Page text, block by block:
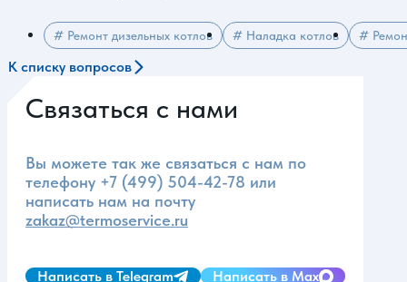
# Ремонт дизельных котлов # Наладка котлов #
К списку вопросов
Связаться с нами
Вы можете так же связаться с нам по
телефону +7 (499) 504-42-78 или
написать нам на почту
zakaz@termoservice.ru
Написать в Telegram Написать в Max